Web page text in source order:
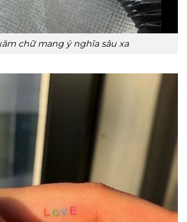
chữ mang ý nghĩa sâu xa